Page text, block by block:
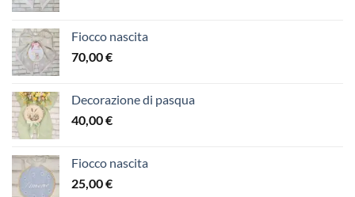
Fiocco nascita
70,00€
Decorazione di pasqua
40,00€
Fiocco nascita
25,00€